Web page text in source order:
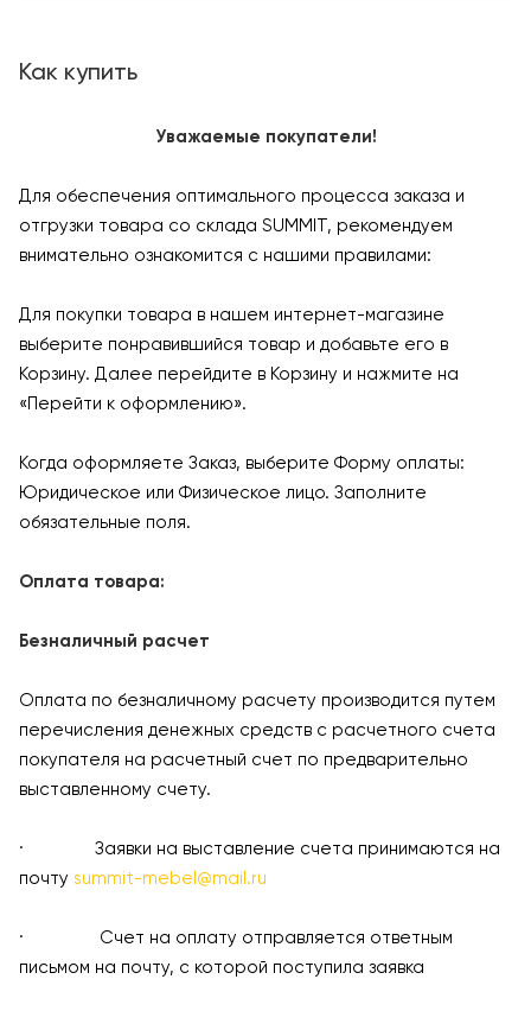
Как купить
Уважаемые покупатели!
Для обеспечения оптимального процесса заказа и
отгрузки товара со склада SUMMIT, рекомендуем
внимательно ознакомится с нашими правилами:
Для покупки товара в нашем интернет-магазине
выберите понравившийся товар и добавьте его в
Корзину. Далее перейдите в Корзину и нажмите на
«Перейти к оформлению».
Когда оформляете Заказ, выберите Форму оплаты:
Юридическое или Физическое лицо. Заполните
обязательные поля.
Оплата товара:
Безналичный расчет
Оплата по безналичному расчету производится путем
перечисления денежных средств с расчетного счета
покупателя на расчетный счет по предварительно
выставленному счету.
· Заявки на выставление счета принимаются на
почту summit-mebel@mail.ru
· Счет на оплату отправляется ответным
письмом на почту, с которой поступила заявка